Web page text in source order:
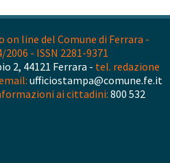
on line del Comune di Ferrara -
- ISSN 2281-9371
2, 44121 Ferrara - tel. redazione
ufficiostampa@comune.fe.it
ai cittadini: 800 532